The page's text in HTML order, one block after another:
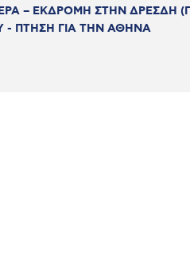
– ΕΚΔΡΟΜΗ ΣΤΗΝ ΔΡΕΣΔΗ
- ΠΤΗΣΗ ΓΙΑ ΤΗΝ ΑΘΗΝΑ